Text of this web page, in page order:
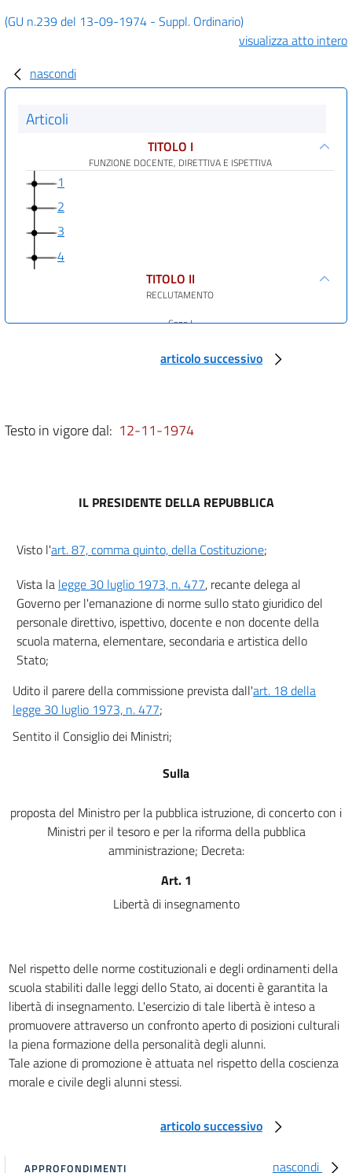
(GU n.239 del 13-09-1974 - Suppl. Ordinario)
visualizza atto intero
nascondi
Articoli
TITOLO I
FUNZIONE DOCENTE, DIRETTIVA E ISPETTIVA
1
2
3
4
TITOLO II
RECLUTAMENTO
Capo I
10
12
13
14
16
17
18
20
21
Capo III
25
26
27
28
29
30
33
articolo successivo
Testo in vigore dal: 12-11-1974
IL PRESIDENTE DELLA REPUBBLICA
Visto l'art. 87, comma quinto, della Costituzione;
Vista la legge 30 luglio 1973, n. 477, recante delega al
Governo per l'emanazione di norme sullo stato giuridico del
personale direttivo, ispettivo, docente e non docente della
scuola materna, elementare, secondaria e artistica dello
Stato;
Udito il parere della commissione prevista dall'art. 18 della
legge 30 luglio 1973, n. 477;
Sentito il Consiglio dei Ministri;
Sulla
proposta del Ministro per la pubblica istruzione, di concerto con i
Ministri per il tesoro e per la riforma della pubblica
amministrazione; Decreta:
Art. 1
Libertà di insegnamento
Nel rispetto delle norme costituzionali e degli ordinamenti della
scuola stabiliti dalle leggi dello Stato, ai docenti è garantita la
libertà di insegnamento. L'esercizio di tale libertà è inteso a
promuovere attraverso un confronto aperto di posizioni culturali
la piena formazione della personalità degli alunni.
Tale azione di promozione è attuata nel rispetto della coscienza
morale e civile degli alunni stessi.
articolo successivo
nascondi
APPROFONDIMENTI